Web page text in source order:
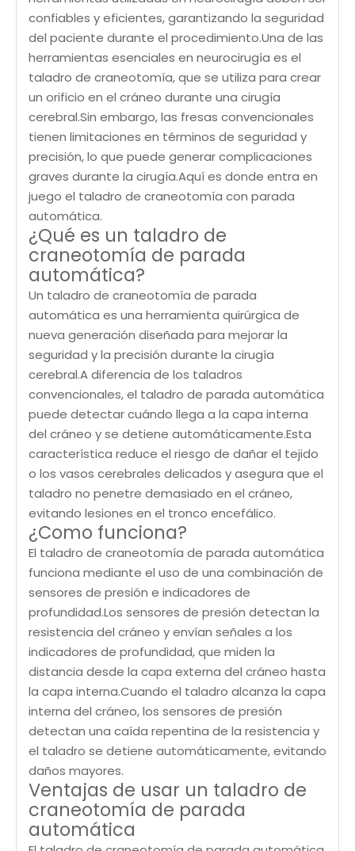
confiables y eficientes, garantizando la seguridad
del paciente durante el procedimiento.Una de las
herramientas esenciales en neurocirugía es el
taladro de craneotomía, que se utiliza para crear
un orificio en el cráneo durante una cirugía
cerebral.Sin embargo, las fresas convencionales
tienen limitaciones en términos de seguridad y
precisión, lo que puede generar complicaciones
graves durante la cirugía.Aquí es donde entra en
juego el taladro de craneotomía con parada
automática.
¿Qué es un taladro de
craneotomía de parada
automática?
Un taladro de craneotomía de parada
automática es una herramienta quirúrgica de
nueva generación diseñada para mejorar la
seguridad y la precisión durante la cirugía
cerebral.A diferencia de los taladros
convencionales, el taladro de parada automática
puede detectar cuándo llega a la capa interna
del cráneo y se detiene automáticamente.Esta
característica reduce el riesgo de dañar el tejido
o los vasos cerebrales delicados y asegura que el
taladro no penetre demasiado en el cráneo,
evitando lesiones en el tronco encefálico.
¿Como funciona?
El taladro de craneotomía de parada automática
funciona mediante el uso de una combinación de
sensores de presión e indicadores de
profundidad.Los sensores de presión detectan la
resistencia del cráneo y envían señales a los
indicadores de profundidad, que miden la
distancia desde la capa externa del cráneo hasta
la capa interna.Cuando el taladro alcanza la capa
interna del cráneo, los sensores de presión
detectan una caída repentina de la resistencia y
el taladro se detiene automáticamente, evitando
daños mayores.
Ventajas de usar un taladro de
craneotomía de parada
automática